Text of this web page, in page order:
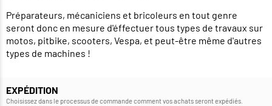
Préparateurs, mécaniciens et bricoleurs en tout genre
seront donc en mesure d'éffectuer tous types de travaux sur
motos, pitbike, scooters, Vespa, et peut-être même d'autres
types de machines !
EXPÉDITION
Choisissez dans le processus de commande comment vos achats seront expédiés.